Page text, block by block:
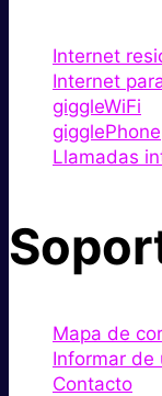
Internet
Internet
giggleWiFi
gigglePhone
Llamadas
Mapa de
Informar de
Contacto